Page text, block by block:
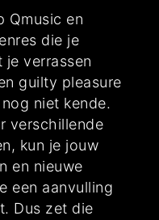
Qmusic en
die je
je verrassen
guilty pleasure
niet kende.
verschillende
kun je jouw
en nieuwe
een aanvulling
Dus zet die